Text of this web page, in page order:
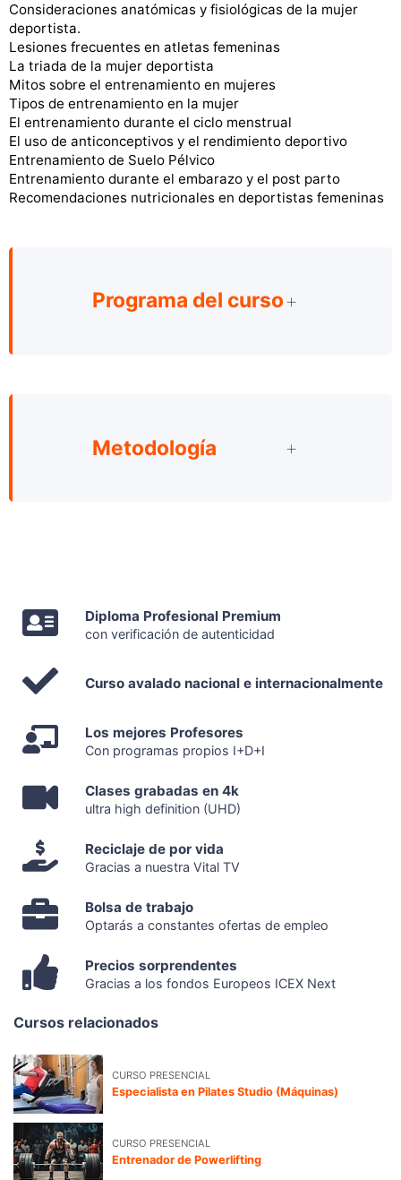
Consideraciones anatómicas y fisiológicas de la mujer
deportista.
Lesiones frecuentes en atletas femeninas
La triada de la mujer deportista
Mitos sobre el entrenamiento en mujeres
Tipos de entrenamiento en la mujer
El entrenamiento durante el ciclo menstrual
El uso de anticonceptivos y el rendimiento deportivo
Entrenamiento de Suelo Pélvico
Entrenamiento durante el embarazo y el post parto
Recomendaciones nutricionales en deportistas femeninas
Programa del curso
Metodología
Diploma Profesional Premium
con verificación de autenticidad
Curso avalado nacional e internacionalmente
Los mejores Profesores
Con programas propios I+D+I
Clases grabadas en 4k
ultra high definition (UHD)
Reciclaje de por vida
Gracias a nuestra Vital TV
Bolsa de trabajo
Optarás a constantes ofertas de empleo
Precios sorprendentes
Gracias a los fondos Europeos ICEX Next
Cursos relacionados
CURSO PRESENCIAL
Especialista en Pilates Studio (Máquinas)
CURSO PRESENCIAL
Entrenador de Powerlifting